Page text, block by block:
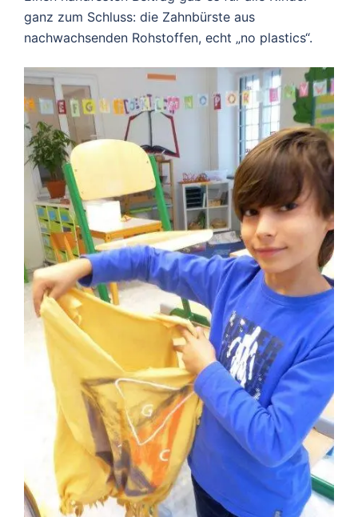
ganz zum Schluss: die Zahnbürste aus
nachwachsenden Rohstoffen, echt „no plastics“.